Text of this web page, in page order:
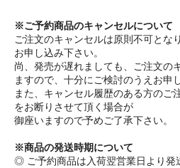
※ご予約商品のキャンセルについて
ご注文のキャンセルは原則不可とな
お申し込み下さい。
尚、発売が遅れましても、ご注文の
ますので、十分にご検討のうえお申
また、キャンセル履歴のある方のご
をお断りさせて頂く場合が
御座いますので予めご了承下さい。
※商品の発送時期について
◎ ご予約商品は入荷翌営業日より発